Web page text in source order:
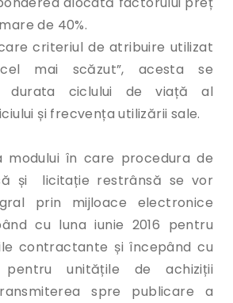
de 40%.
criteriul de atribuire utilizat
mai scăzut”, acesta se
durata ciclului de viață al
și frecvența utilizării sale.
în care procedura de
și licitație restrânsă se vor
prin mijloace electronice
cu luna iunie 2016 pentru
contractante și începând cu
pentru unitățile de achiziții
spre publicare a